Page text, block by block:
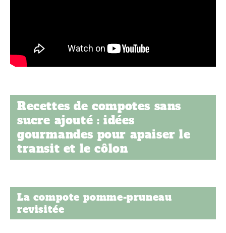
Recettes de compotes sans
sucre ajouté : idées
gourmandes pour apaiser le
transit et le côlon
La compote pomme-pruneau
revisitée